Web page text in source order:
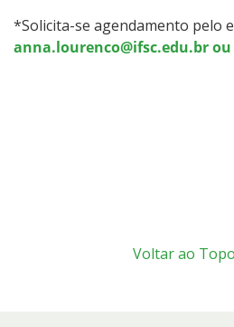
*Solicita-se agendamento pelo
anna.lourenco@ifsc.edu.br ou
Voltar ao Topo